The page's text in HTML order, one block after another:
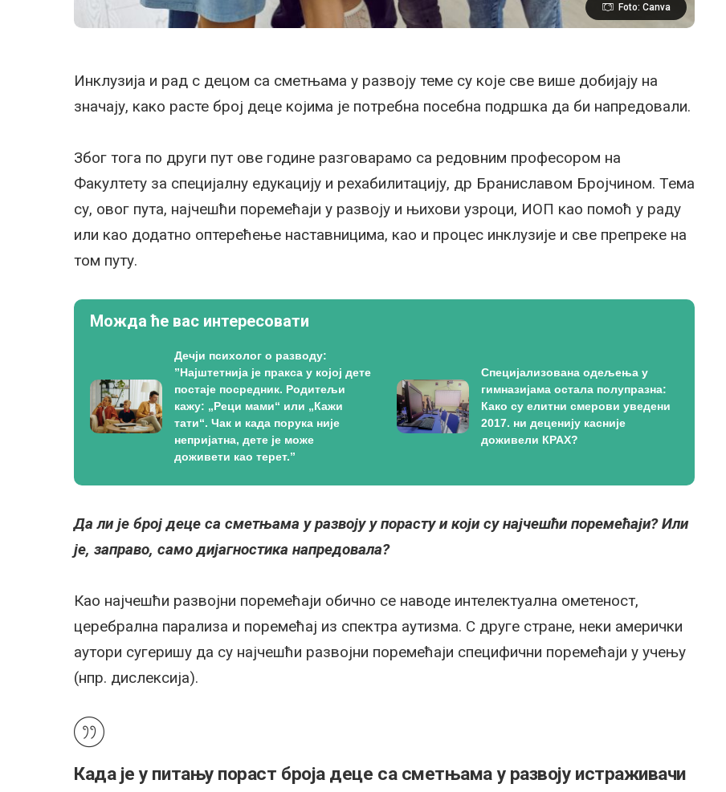
Foto: Canva
Инклузија и рад с децом са сметњама у развоју теме су које све више добијају на
значају, како расте број деце којима је потребна посебна подршка да би напредовали.
Због тога по други пут ове године разговарамо са редовним професором на
Факултету за специјалну едукацију и рехабилитацију, др Браниславом Бројчином. Тема
су, овог пута, најчешћи поремећаји у развоју и њихови узроци, ИОП као помоћ у раду
или као додатно оптерећење наставницима, као и процес инклузије и све препреке на
том путу.
Можда ће вас интересовати
Дечји психолог о разводу:
”Најштетнија је пракса у којој дете
постаје посредник. Родитељи
кажу: „Реци мами“ или „Кажи
тати“. Чак и када порука није
непријатна, дете је може
доживети као терет.”
Специјализована одељења у
гимназијама остала полупразна:
Како су елитни смерови уведени
2017. ни деценију касније
доживели КРАХ?
Да ли је број деце са сметњама у развоју у порасту и који су најчешћи поремећаји? Или
је, заправо, само дијагностика напредовала?
Као најчешћи развојни поремећаји обично се наводе интелектуална ометеност,
церебрална парализа и поремећај из спектра аутизма. С друге стране, неки амерички
аутори сугеришу да су најчешћи развојни поремећаји специфични поремећаји у учењу
(нпр. дислексија).
Када је у питању пораст броја деце са сметњама у развоју истраживачи